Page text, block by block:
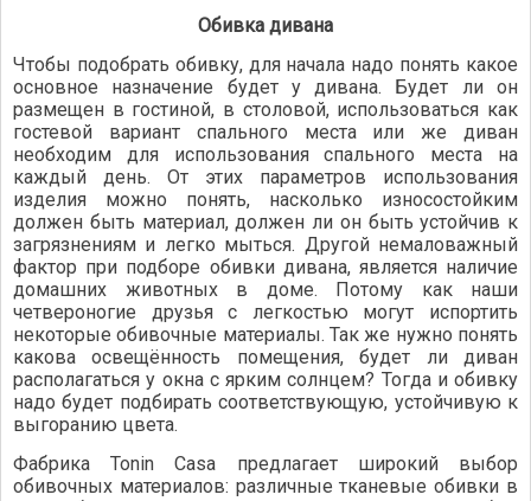
Обивка дивана
Чтобы подобрать обивку, для начала надо понять какое
основное назначение будет у дивана. Будет ли он
размещен в гостиной, в столовой, использоваться как
гостевой вариант спального места или же диван
необходим для использования спального места на
каждый день. От этих параметров использования
изделия можно понять, насколько износостойким
должен быть материал, должен ли он быть устойчив к
загрязнениям и легко мыться. Другой немаловажный
фактор при подборе обивки дивана, является наличие
домашних животных в доме. Потому как наши
четвероногие друзья с легкостью могут испортить
некоторые обивочные материалы. Так же нужно понять
какова освещённость помещения, будет ли диван
располагаться у окна с ярким солнцем? Тогда и обивку
надо будет подбирать соответствующую, устойчивую к
выгоранию цвета.
Фабрика Tonin Casa предлагает широкий выбор
обивочных материалов: различные тканевые обивки в